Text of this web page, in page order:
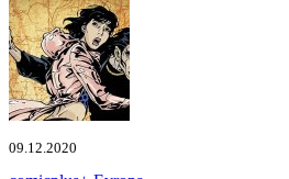
09.12.2020